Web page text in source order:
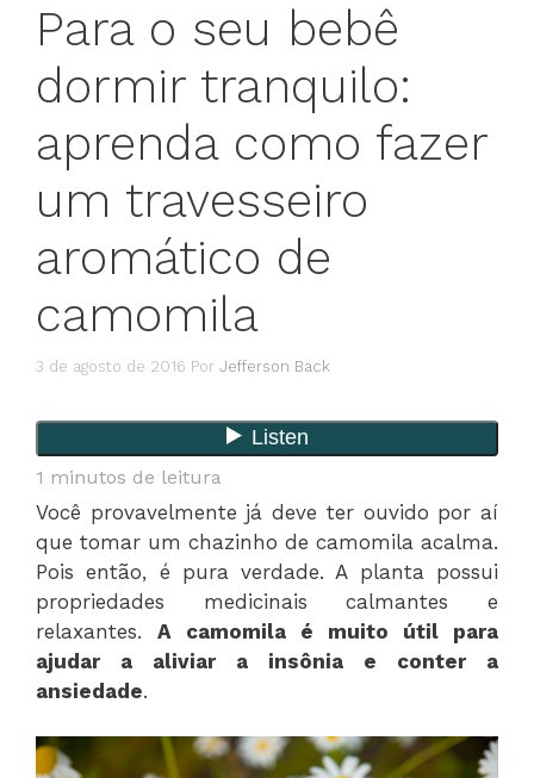
Para o seu bebê
dormir tranquilo:
aprenda como fazer
um travesseiro
aromático de
camomila
3 de agosto de 2016 Por Jefferson Back
1 minutos de leitura
Você provavelmente já deve ter ouvido por aí
que tomar um chazinho de camomila acalma.
Pois então, é pura verdade. A planta possui
propriedades medicinais calmantes e
relaxantes. A camomila é muito útil para
ajudar a aliviar a insônia e conter a
ansiedade.